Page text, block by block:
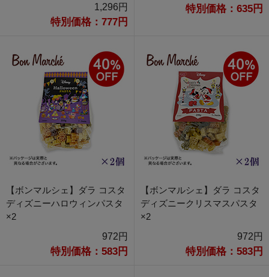
1,296円
特別価格：777円
特別価格：635円
【ボンマルシェ】ダラ コスタ
ディズニーハロウィンパスタ
×2
972円
特別価格：583円
【ボンマルシェ】ダラ コスタ
ディズニークリスマスパスタ
×2
972円
特別価格：583円